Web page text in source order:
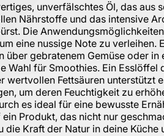
unverfälschtes Öl, das
Nährstoffe und das intensive
Die
eine nussige Note zu
über gebratenem Gemüse oder
Wahl für Smoothies. Ein
Fettsäuren
um deren Feuchtigkeit zu
es ideal für eine bewusste
Produkt, das nicht nur
Kraft der Natur in deine